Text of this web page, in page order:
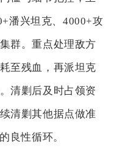
潘兴坦克、4000+攻
群。重点处理敌方
至残血，再派坦克
清剿后及时占领资
清剿其他据点做准
良性循环。